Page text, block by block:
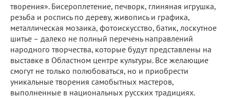
творения». Бисероплетение, печворк, глиняная игрушка,
резьба и роспись по дереву, живопись и графика,
металлическая мозаика, фотоискусство, батик, лоскутное
шитье – далеко не полный перечень направлений
народного творчества, которые будут представлены на
выставке в Областном центре культуры. Все желающие
смогут не только полюбоваться, но и приобрести
уникальные творения самобытных мастеров,
выполненные в национальных русских традициях.